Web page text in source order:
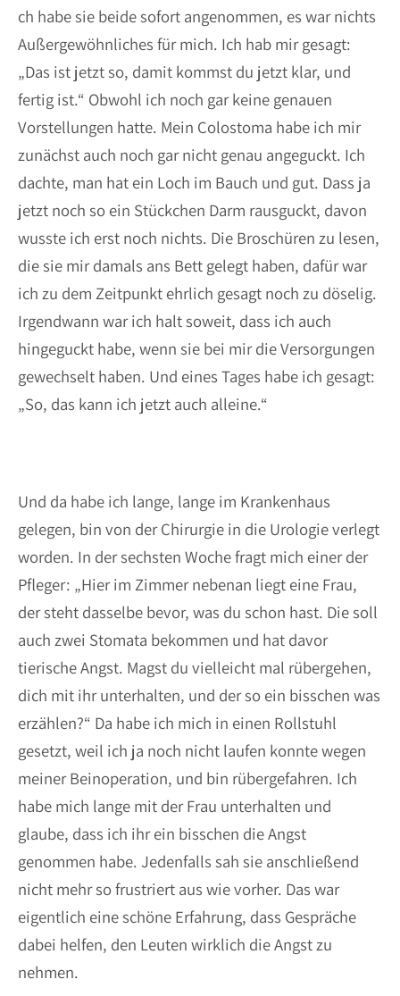
ch habe sie beide sofort angenommen, es war nichts
Außergewöhnliches für mich. Ich hab mir gesagt:
„Das ist jetzt so, damit kommst du jetzt klar, und
fertig ist.“ Obwohl ich noch gar keine genauen
Vorstellungen hatte. Mein Colostoma habe ich mir
zunächst auch noch gar nicht genau angeguckt. Ich
dachte, man hat ein Loch im Bauch und gut. Dass ja
jetzt noch so ein Stückchen Darm rausguckt, davon
wusste ich erst noch nichts. Die Broschüren zu lesen,
die sie mir damals ans Bett gelegt haben, dafür war
ich zu dem Zeitpunkt ehrlich gesagt noch zu döselig.
Irgendwann war ich halt soweit, dass ich auch
hingeguckt habe, wenn sie bei mir die Versorgungen
gewechselt haben. Und eines Tages habe ich gesagt:
„So, das kann ich jetzt auch alleine.“
Und da habe ich lange, lange im Krankenhaus
gelegen, bin von der Chirurgie in die Urologie verlegt
worden. In der sechsten Woche fragt mich einer der
Pfleger: „Hier im Zimmer nebenan liegt eine Frau,
der steht dasselbe bevor, was du schon hast. Die soll
auch zwei Stomata bekommen und hat davor
tierische Angst. Magst du vielleicht mal rübergehen,
dich mit ihr unterhalten, und der so ein bisschen was
erzählen?“ Da habe ich mich in einen Rollstuhl
gesetzt, weil ich ja noch nicht laufen konnte wegen
meiner Beinoperation, und bin rübergefahren. Ich
habe mich lange mit der Frau unterhalten und
glaube, dass ich ihr ein bisschen die Angst
genommen habe. Jedenfalls sah sie anschließend
nicht mehr so frustriert aus wie vorher. Das war
eigentlich eine schöne Erfahrung, dass Gespräche
dabei helfen, den Leuten wirklich die Angst zu
nehmen.